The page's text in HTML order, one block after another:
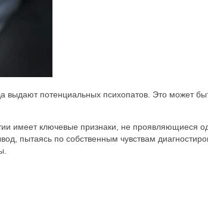
потенциальных психопатов. Это может
имеет ключевые признаки, не
пытаясь по собственным чувствам